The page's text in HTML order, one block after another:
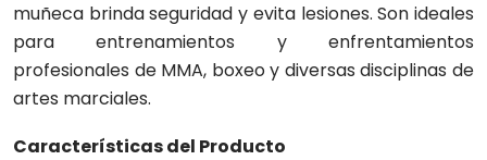
muñeca brinda seguridad y evita lesiones. Son ideales
para entrenamientos y enfrentamientos
profesionales de MMA, boxeo y diversas disciplinas de
artes marciales.
Características del Producto